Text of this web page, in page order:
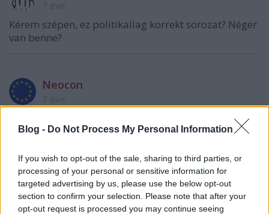
Blog - Do Not Process My Personal Information
If you wish to opt-out of the sale, sharing to third parties, or
processing of your personal or sensitive information for
targeted advertising by us, please use the below opt-out
section to confirm your selection. Please note that after your
opt-out request is processed you may continue seeing
Kérem szépen, ez politikailag korrekt sorozat? Néger
van benne?
Neocon
vadász2
7 éve
@sixx: A Döglött aktáknak is volt egy ilyen része.